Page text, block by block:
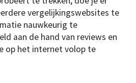
vergelijkingswebsites te
nauwkeurig te
aan de hand van reviews en
op het internet volop te